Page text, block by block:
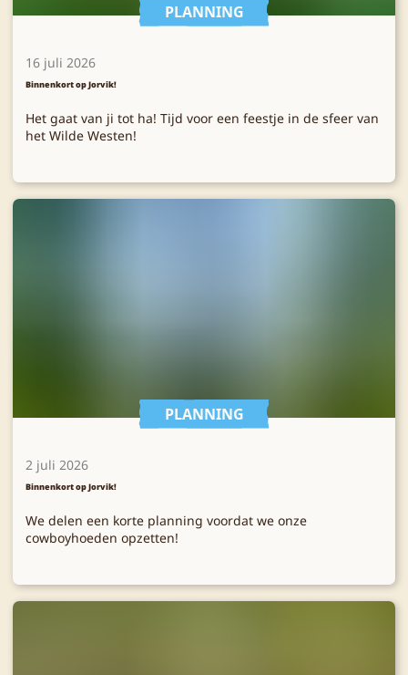
PLANNING
16 juli 2026
Binnenkort op Jorvik!
Het gaat van ji tot ha! Tijd voor een feestje in de sfeer van
het Wilde Westen!
PLANNING
2 juli 2026
Binnenkort op Jorvik!
We delen een korte planning voordat we onze
cowboyhoeden opzetten!